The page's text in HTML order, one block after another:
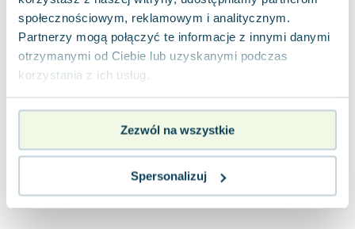
społecznościowym, reklamowym i analitycznym.
Partnerzy mogą połączyć te informacje z innymi danymi
otrzymanymi od Ciebie lub uzyskanymi podczas
korzystania z ich usług.
Zezwól na wszystkie
Spersonalizuj
Leszek Czarnecki
Maria Seweryn
Janina Zającówna
Anna Prus (oprac.)
Nela Mała Reporterka
Agnieszka Maciąg
Terry Pratchett